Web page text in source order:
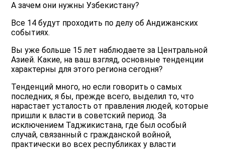
А зачем они нужны Узбекистану?
Все 14 будут проходить по делу об Андижанских
событиях.
Вы уже больше 15 лет наблюдаете за Центральной
Азией. Какие, на ваш взгляд, основные тенденции
характерны для этого региона сегодня?
Тенденций много, но если говорить о самых
последних, я бы, прежде всего, выделил то, что
нарастает усталость от правления людей, которые
пришли к власти в советский период. За
исключением Таджикистана, где был особый
случай, связанный с гражданской войной,
практически во всех республиках у власти